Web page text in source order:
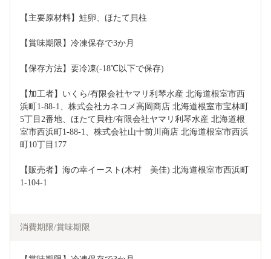
【主要原材料】鮭卵、ほたて貝柱
【賞味期限】冷凍保存で3か月
【保存方法】要冷凍(-18℃以下で保存)
【加工者】いくら/有限会社ヤマリ利琴水産 北海道根室市西
浜町1-88-1、株式会社カネコメ高岡商店 北海道根室市宝林町
5丁目2番地、ほたて貝柱/有限会社ヤマリ利琴水産 北海道根
室市西浜町1-88-1、株式会社山十前川商店 北海道根室市西浜
町10丁目177
【販売者】海の幸イースト(木村　美佳) 北海道根室市西浜町
1-104-1
消費期限/賞味期限